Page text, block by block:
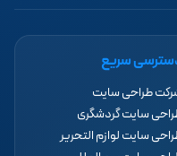
سریع
طراحی سایت
سایت گردشگری
سایت لوازم التحریر